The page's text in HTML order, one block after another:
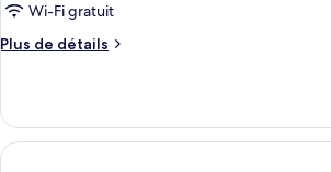
Wi-Fi gratuit
Plus de détails
Plus
le
type
de